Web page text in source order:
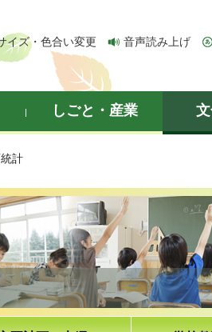
イズ・色合い変更 音声読み上げ
しごと・産業
計